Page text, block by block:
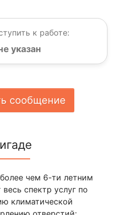
к работе:
указан
сообщение
чем 6-ти летним
спектр услуг по
климатической